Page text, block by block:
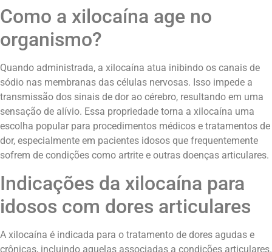
Como a xilocaína age no
organismo?
Quando administrada, a xilocaína atua inibindo os canais de
sódio nas membranas das células nervosas. Isso impede a
transmissão dos sinais de dor ao cérebro, resultando em uma
sensação de alívio. Essa propriedade torna a xilocaína uma
escolha popular para procedimentos médicos e tratamentos de
dor, especialmente em pacientes idosos que frequentemente
sofrem de condições como artrite e outras doenças articulares.
Indicações da xilocaína para
idosos com dores articulares
A xilocaína é indicada para o tratamento de dores agudas e
crônicas, incluindo aquelas associadas a condições articulares.